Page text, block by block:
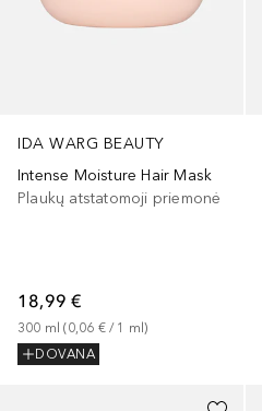
IDA WARG BEAUTY
Intense Moisture Hair Mask
Plaukų atstatomoji priemonė
18,99 €
300 ml (0,06 € / 1 ml)
DOVANA